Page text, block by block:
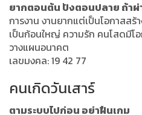
ยากตอนต้น ปังตอนปลาย ถ้าผ่
การงาน งานยากแต่เป็นโอกาสสร้
เป็นก้อนใหญ่ ความรัก คนโสดมี
วางแผนอนาคต
เลขมงคล: 19 42 77
คนเกิดวันเสาร์
ตามระบบไปก่อน อย่าฝืนเกม